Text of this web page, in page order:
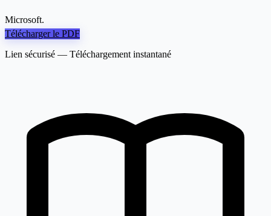
Microsoft.
Télécharger le PDF
Lien sécurisé — Téléchargement instantané